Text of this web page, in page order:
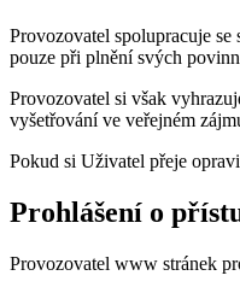
Provozovatel spolupracuje
pouze při plnění svých
Provozovatel si však
vyšetřování ve veřejném
Pokud si Uživatel přeje
Prohlášení o
Provozovatel www stránek